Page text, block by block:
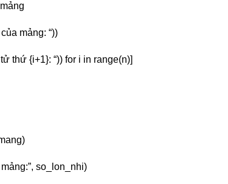
mảng: “))
thứ {i+1}: “)) for i in range(n)]
so_lon_nhi)